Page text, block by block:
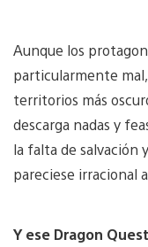
Aunque los
particularmente
territorios más
descarga nadas y
la falta de salvación
pareciese irracional a
Y ese Dragon